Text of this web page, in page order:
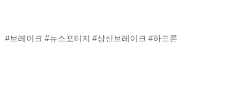
#브레이크 #뉴스포티지 #상신브레이크 #하드론